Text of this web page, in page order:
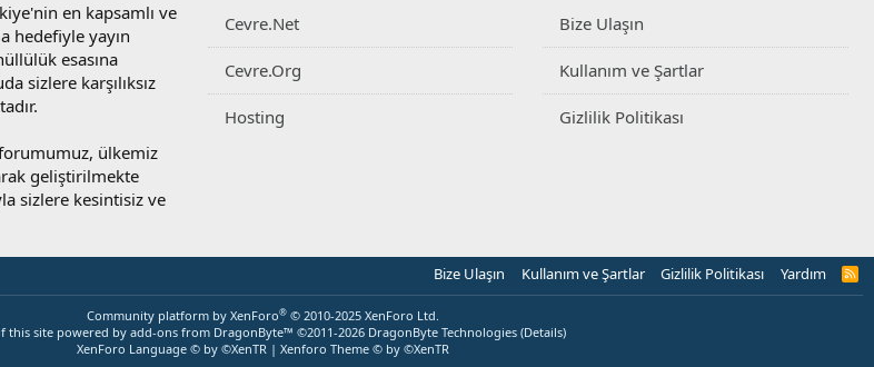
en kapsamlı ve
hedefiyle yayın
esasına
sizlere karşılıksız
ülkemiz
geliştirilmekte
sizlere kesintisiz ve
Cevre.Net
Cevre.Org
Hosting
Bize Ulaşın
Kullanım ve Şartlar
Gizlilik Politikası
Bize Ulaşın Kullanım ve Şartlar Gizlilik Politikası Yardım
R
Community platform by XenForo® © 2010-2025 XenForo Ltd.
this site powered by add-ons from DragonByte™ ©2011-2026 DragonByte Technologies (Details)
XenForo Language © by ©XenTR | Xenforo Theme © by ©XenTR